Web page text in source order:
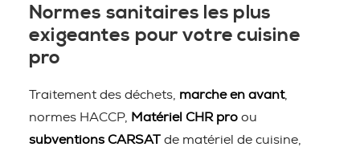
Normes sanitaires les plus
exigeantes pour votre cuisine
pro
Traitement des déchets, marche en avant,
normes HACCP,
Matériel CHR pro ou
subventions CARSAT de matériel de cuisine,